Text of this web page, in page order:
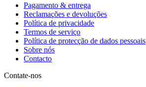
Pagamento & entrega
Reclamações e devoluções
Política de privacidade
Termos de serviço
Política de protecção de dados pessoais
Sobre nós
Contacto
Contate-nos